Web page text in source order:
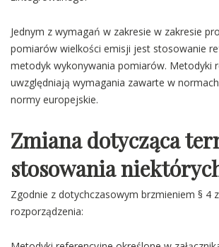
Jednym z wymagań w zakresie w zakresie
pomiarów wielkości emisji jest stosowanie
metodyk wykonywania pomiarów. Metodyki
uwzględniają wymagania zawarte w
normy europejskie.
Zmiana dotycząca
stosowania
Zgodnie z dotychczasowym brzmieniem § 4
rozporządzenia: